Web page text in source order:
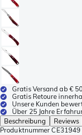
Gratis Versand ab €
Gratis Retoure
Unsere Kunden
Über 25 Jahre
Beschreibung
Reviews
Produktnummer CE31949